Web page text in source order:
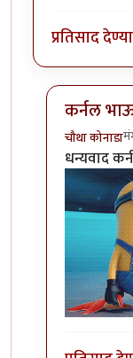
प्रतिसाद
कर्नल
चौथा कोनाडा
In reply to
धन्यवाद